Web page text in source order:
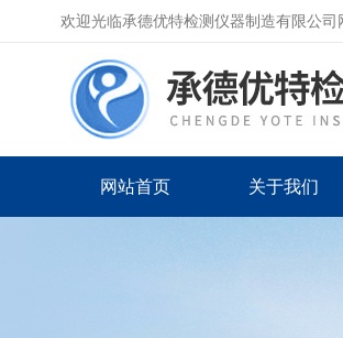
欢迎光临承德优特检测仪器制造有限公司
网站首页 关于我们